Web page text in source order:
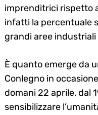
imprenditrici rispetto
infatti la percentuale
grandi aree
È quanto emerge da
Conlegno in
domani 22 aprile, dal
sensibilizzare